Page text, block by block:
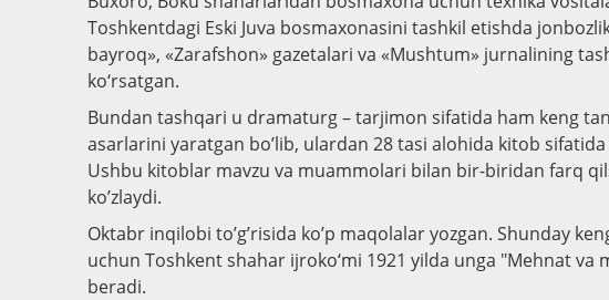
Toshkentdagi Eski Juva bosmaxonasini tashkil etishda
bayroq», «Zarafshon» gazetalari va «Mushtum» jurnalining
ko‘rsatgan.
Bundan tashqari u dramaturg – tarjimon sifatida ham keng
asarlarini yaratgan bo’lib, ulardan 28 tasi alohida kitob
Ushbu kitoblar mavzu va muammolari bilan bir-biridan farq
ko’zlaydi.
Oktabr inqilobi to’g’risida ko’p maqolalar yozgan. Shunday
uchun Toshkent shahar ijroko‘mi 1921 yilda unga "Mehnat
beradi.